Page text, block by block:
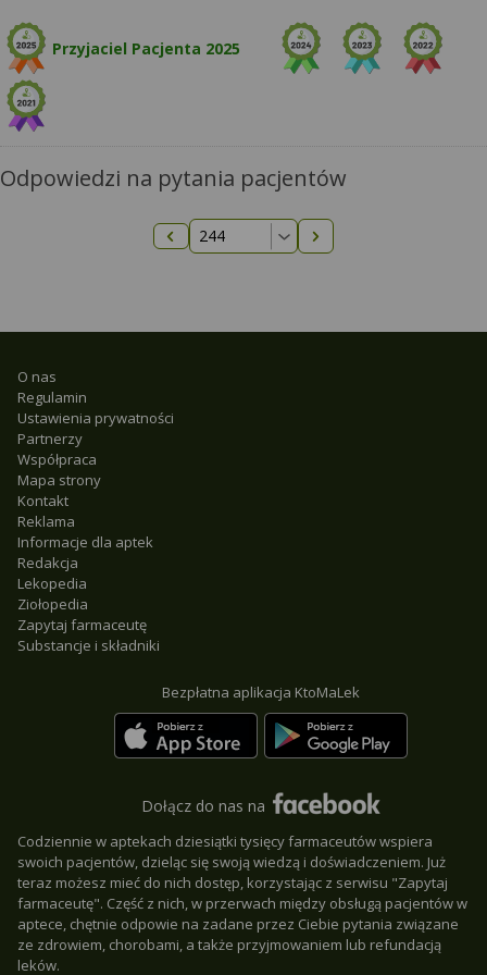
Przyjaciel Pacjenta 2025
Odpowiedzi na pytania pacjentów
Poprzednia strona Następna strona
O nas
Regulamin
Ustawienia prywatności
Partnerzy
Współpraca
Mapa strony
Kontakt
Reklama
Informacje dla aptek
Redakcja
Lekopedia
Ziołopedia
Zapytaj farmaceutę
Substancje i składniki
Bezpłatna aplikacja KtoMaLek
Dołącz do nas na
Codziennie w aptekach dziesiątki tysięcy farmaceutów wspiera
swoich pacjentów, dzieląc się swoją wiedzą i doświadczeniem. Już
teraz możesz mieć do nich dostęp, korzystając z serwisu "Zapytaj
farmaceutę". Część z nich, w przerwach między obsługą pacjentów w
aptece, chętnie odpowie na zadane przez Ciebie pytania związane
ze zdrowiem, chorobami, a także przyjmowaniem lub refundacją
leków.